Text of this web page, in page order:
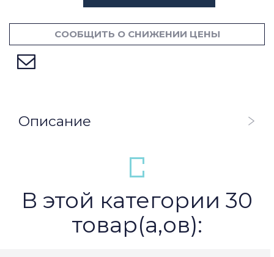
СООБЩИТЬ О СНИЖЕНИИ ЦЕНЫ
Описание
В этой категории 30
товар(а,ов):